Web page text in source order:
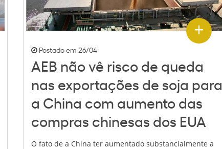
Postado em 26/04
AEB não vê risco de queda
nas exportações de soja para
a China com aumento das
compras chinesas dos EUA
O fato de a China ter aumentado substancialmente a